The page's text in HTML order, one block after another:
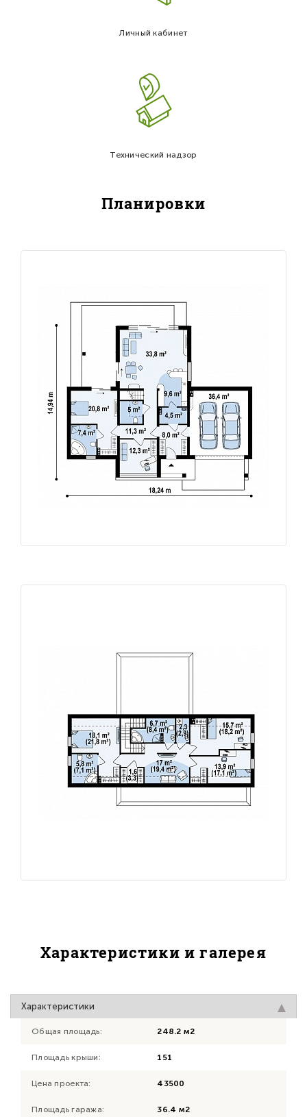
Личный кабинет
Технический надзор
Планировки
Характеристики и галерея
Характеристики
Общая площадь: 248.2 м2
Площадь крыши: 151
Цена проекта: 43500
Площадь гаража: 36.4 м2